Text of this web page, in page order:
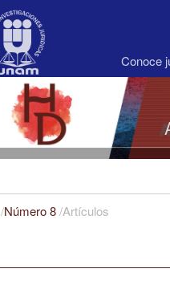
Conoce
/Número 8/Artículos